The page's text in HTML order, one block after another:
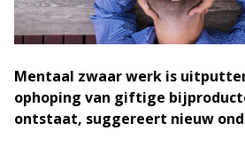
Mentaal zwaar werk is
ophoping van giftige
ontstaat, suggereert nieuw